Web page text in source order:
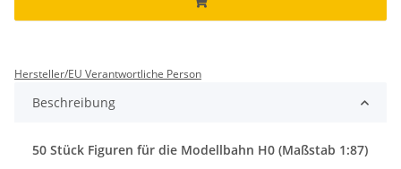
Hersteller/EU Verantwortliche Person
Beschreibung
50 Stück Figuren für die Modellbahn H0 (Maßstab 1:87)